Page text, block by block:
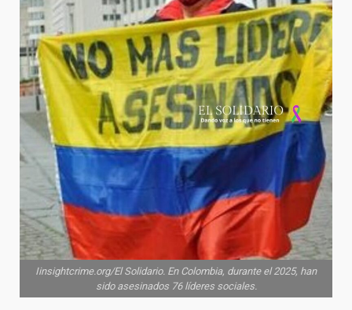
Iinsightcrime.org/El Solidario. En Colombia, durante el 2025, han
sido asesinados 76 líderes sociales.